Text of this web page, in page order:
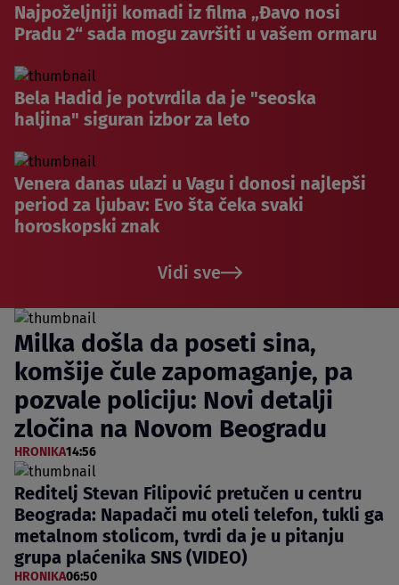
Najpoželjniji komadi iz filma „Đavo nosi
Pradu 2“ sada mogu završiti u vašem ormaru
Bela Hadid je potvrdila da je "seoska
haljina" siguran izbor za leto
Venera danas ulazi u Vagu i donosi najlepši
period za ljubav: Evo šta čeka svaki
horoskopski znak
Vidi sve
Milka došla da poseti sina,
komšije čule zapomaganje, pa
pozvale policiju: Novi detalji
zločina na Novom Beogradu
HRONIKA14:56
Reditelj Stevan Filipović pretučen u centru
Beograda: Napadači mu oteli telefon, tukli ga
metalnom stolicom, tvrdi da je u pitanju
grupa plaćenika SNS (VIDEO)
HRONIKA06:50